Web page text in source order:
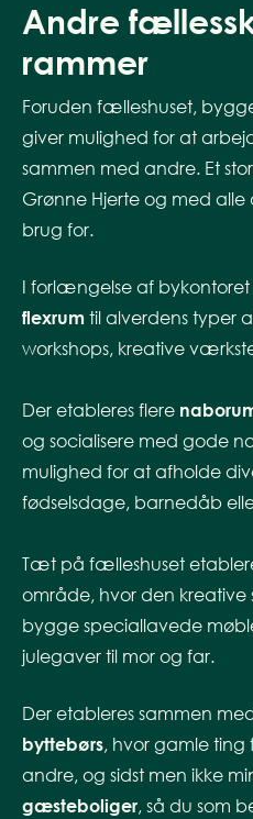
Andre
rammer
Foruden fælleshuset,
giver mulighed for at
sammen med andre. Et
Grønne Hjerte og med
brug for.
I forlængelse af bykontoret
flexrum til alverdens typer
workshops, kreative
Der etableres flere
og socialisere med gode
mulighed for at afholde
fødselsdage, barnedåb
Tæt på fælleshuset
område, hvor den kreative
bygge speciallavede
julegaver til mor og far.
Der etableres sammen
byttebørs, hvor gamle
andre, og sidst men ikke
gæsteboliger, så du som